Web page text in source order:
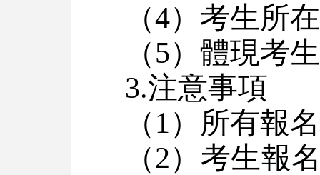
（4）考生所
（5）體現考
3.注意事項
（1）所有報
（2）考生報